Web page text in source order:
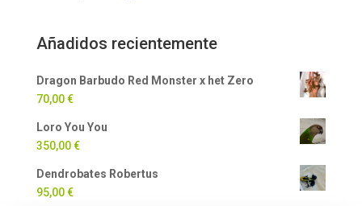
Añadidos recientemente
Dragon Barbudo Red Monster x het Zero
70,00€
Loro You You
350,00€
Dendrobates Robertus
95,00€